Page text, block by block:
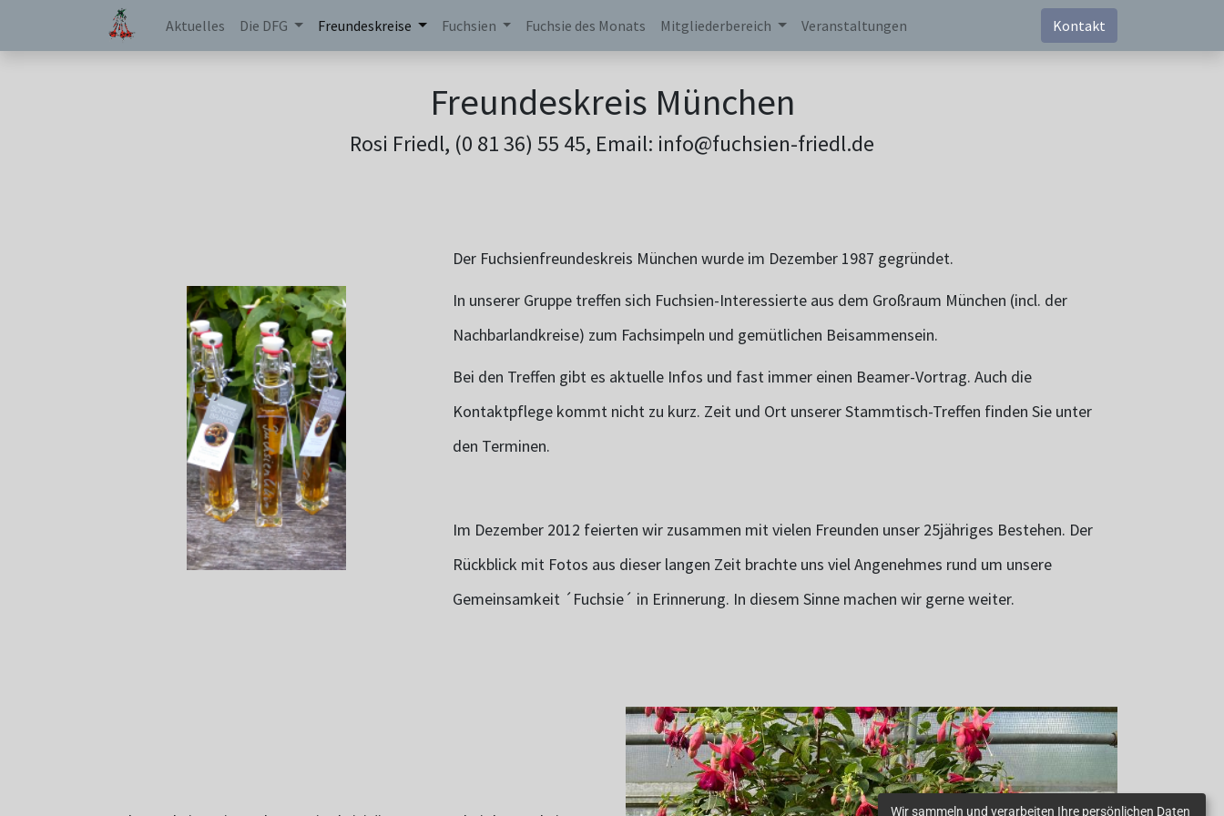
Aktuelles Die DFG Freundeskreise Fuchsien Fuchsie des Monats Mitgliederbereich Veranstaltungen Kontakt
Freundeskreis München
Rosi Friedl, (0 81 36) 55 45, Email: info@fuchsien-friedl.de
Der Fuchsienfreundeskreis München wurde im Dezember 1987 gegründet.
In unserer Gruppe treffen sich Fuchsien-Interessierte aus dem Großraum München (incl. der
Nachbarlandkreise) zum Fachsimpeln und gemütlichen Beisammensein.
Bei den Treffen gibt es aktuelle Infos und fast immer einen Beamer-Vortrag. Auch die
Kontaktpflege kommt nicht zu kurz. Zeit und Ort unserer Stammtisch-Treffen finden Sie unter
den Terminen.
Im Dezember 2012 feierten wir zusammen mit vielen Freunden unser 25jähriges Bestehen. Der
Rückblick mit Fotos aus dieser langen Zeit brachte uns viel Angenehmes rund um unsere
Gemeinsamkeit ´Fuchsie´ in Erinnerung. In diesem Sinne machen wir gerne weiter.
Wir sammeln und verarbeiten Ihre persönlichen Daten